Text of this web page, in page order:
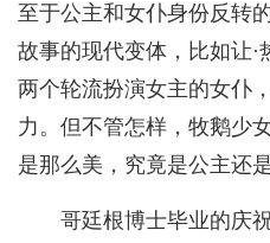
至于公主和女仆身份反转
故事的现代变体，比如让
两个轮流扮演女主的女仆
力。但不管怎样，牧鹅少
是那么美，究竟是公主还
哥廷根博士毕业的庆